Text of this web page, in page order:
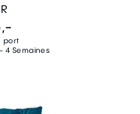
port
4 Semaines